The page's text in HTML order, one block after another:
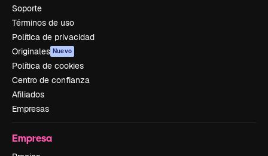
Soporte
Términos de uso
Política de privacidad
Originales Nuevo
Política de cookies
Centro de confianza
Afiliados
Empresas
Empresa